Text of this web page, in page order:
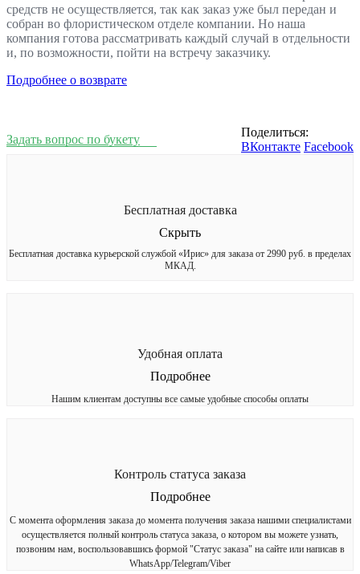
средств не осуществляется, так как заказ уже был передан и
собран во флористическом отделе компании. Но наша
компания готова рассматривать каждый случай в отдельности
и, по возможности, пойти на встречу заказчику.
Подробнее о возврате
Задать вопрос по букету
Поделиться:
ВКонтакте Facebook
Бесплатная доставка
Скрыть
Бесплатная доставка курьерской службой «Ирис» для заказа от 2990 руб. в пределах
МКАД.
Удобная оплата
Подробнее
Нашим клиентам доступны все самые удобные способы оплаты
Контроль статуса заказа
Подробнее
С момента оформления заказа до момента получения заказа нашими специалистами
осуществляется полный контроль статуса заказа, о котором вы можете узнать,
позвоним нам, воспользовавшись формой "Статус заказа" на сайте или написав в
WhatsApp/Telegram/Viber